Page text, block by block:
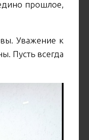
прошлое,
Уважение к
Пусть всегда